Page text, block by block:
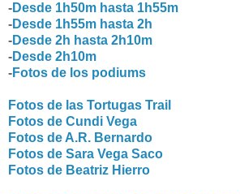
-Desde 1h50m hasta 1h55m
-Desde 1h55m hasta 2h
-Desde 2h hasta 2h10m
-Desde 2h10m
-Fotos de los podiums
Fotos de las Tortugas Trail
Fotos de Cundi Vega
Fotos de A.R. Bernardo
Fotos de Sara Vega Saco
Fotos de Beatriz Hierro